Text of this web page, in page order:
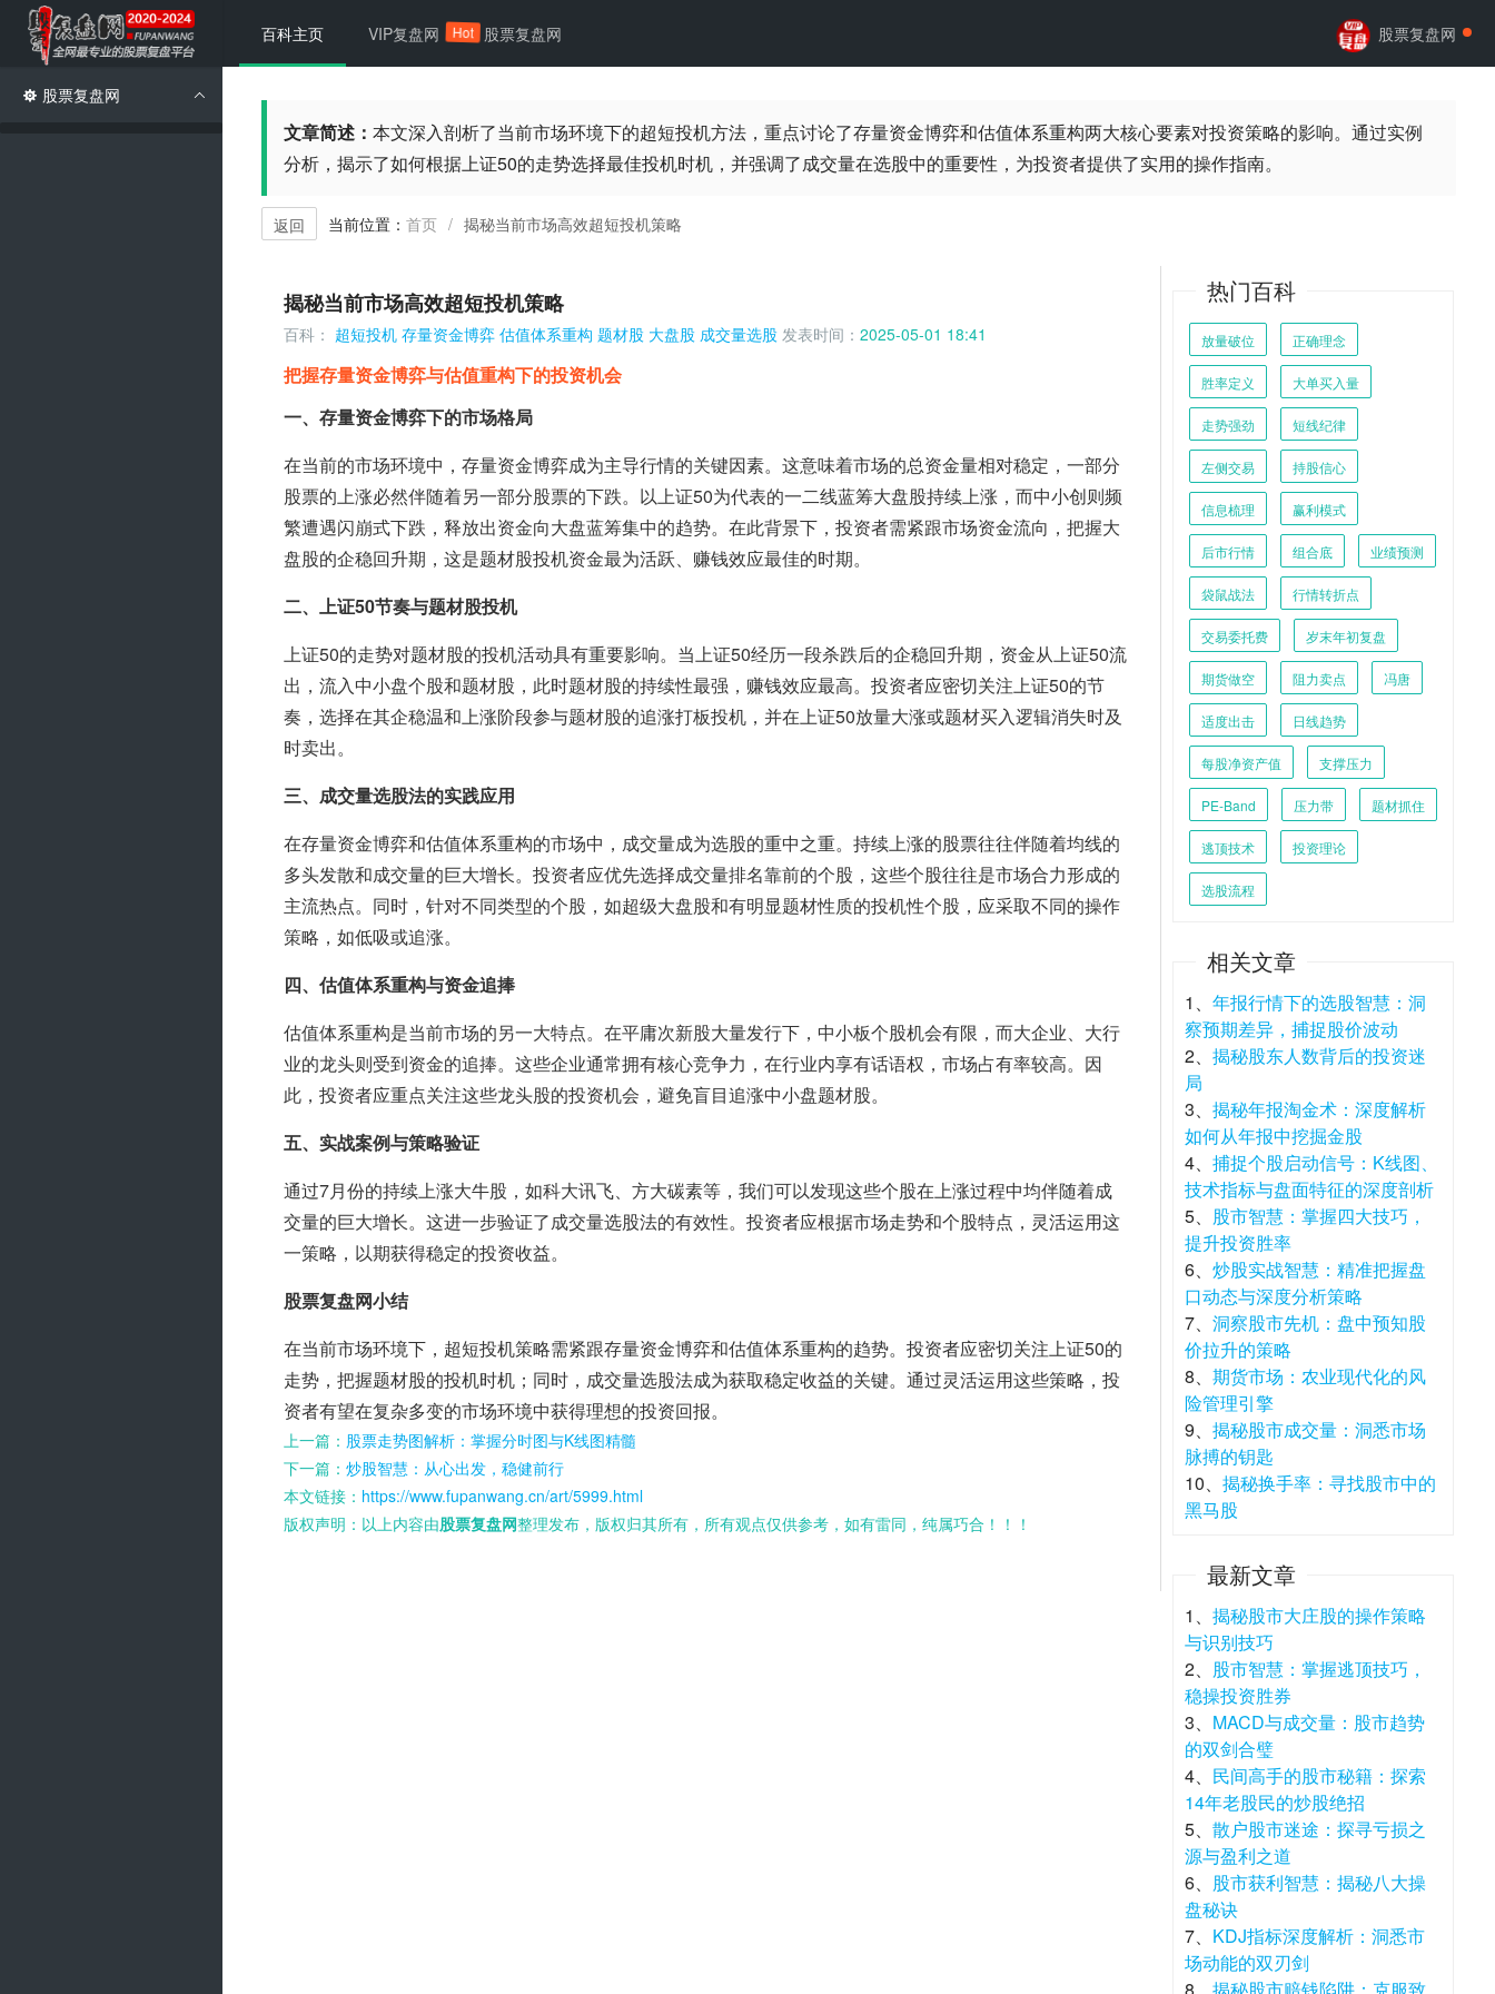
文章简述： 本文深入剖析了当前市场环境下的超短投机方法，重点讨论了存量资金博弈和估值体系重构两大核心要素对投资策略的影响。通过实例
分析，揭示了如何根据上证50的走势选择最佳投机时机，并强调了成交量在选股中的重要性，为投资者提供了实用的操作指南。
返回 当前位置： 首页 / 揭秘当前市场高效超短投机策略
揭秘当前市场高效超短投机策略
百科： 超短投机 存量资金博弈 估值体系重构 题材股 大盘股 成交量选股 发表时间： 2025-05-01 18:41
把握存量资金博弈与估值重构下的投资机会
一、存量资金博弈下的市场格局
在当前的市场环境中，存量资金博弈成为主导行情的关键因素。这意味着市场的总资金量相对稳定，一部分
股票的上涨必然伴随着另一部分股票的下跌。以上证50为代表的一二线蓝筹大盘股持续上涨，而中小创则频
繁遭遇闪崩式下跌，释放出资金向大盘蓝筹集中的趋势。在此背景下，投资者需紧跟市场资金流向，把握大
盘股的企稳回升期，这是题材股投机资金最为活跃、赚钱效应最佳的时期。
二、上证50节奏与题材股投机
上证50的走势对题材股的投机活动具有重要影响。当上证50经历一段杀跌后的企稳回升期，资金从上证50流
出，流入中小盘个股和题材股，此时题材股的持续性最强，赚钱效应最高。投资者应密切关注上证50的节
奏，选择在其企稳温和上涨阶段参与题材股的追涨打板投机，并在上证50放量大涨或题材买入逻辑消失时及
时卖出。
三、成交量选股法的实践应用
在存量资金博弈和估值体系重构的市场中，成交量成为选股的重中之重。持续上涨的股票往往伴随着均线的
多头发散和成交量的巨大增长。投资者应优先选择成交量排名靠前的个股，这些个股往往是市场合力形成的
主流热点。同时，针对不同类型的个股，如超级大盘股和有明显题材性质的投机性个股，应采取不同的操作
策略，如低吸或追涨。
四、估值体系重构与资金追捧
估值体系重构是当前市场的另一大特点。在平庸次新股大量发行下，中小板个股机会有限，而大企业、大行
业的龙头则受到资金的追捧。这些企业通常拥有核心竞争力，在行业内享有话语权，市场占有率较高。因
此，投资者应重点关注这些龙头股的投资机会，避免盲目追涨中小盘题材股。
五、实战案例与策略验证
通过7月份的持续上涨大牛股，如科大讯飞、方大碳素等，我们可以发现这些个股在上涨过程中均伴随着成
交量的巨大增长。这进一步验证了成交量选股法的有效性。投资者应根据市场走势和个股特点，灵活运用这
一策略，以期获得稳定的投资收益。
股票复盘网小结
在当前市场环境下，超短投机策略需紧跟存量资金博弈和估值体系重构的趋势。投资者应密切关注上证50的
走势，把握题材股的投机时机；同时，成交量选股法成为获取稳定收益的关键。通过灵活运用这些策略，投
资者有望在复杂多变的市场环境中获得理想的投资回报。
上一篇： 股票走势图解析：掌握分时图与K线图精髓
下一篇： 炒股智慧：从心出发，稳健前行
本文链接： https://www.fupanwang.cn/art/5999.html
版权声明：以上内容由股票复盘网整理发布，版权归其所有，所有观点仅供参考，如有雷同，纯属巧合！！！
热门百科
放量破位 正确理念
胜率定义 大单买入量
走势强劲 短线纪律
左侧交易 持股信心
信息梳理 赢利模式
后市行情 组合底 业绩预测
袋鼠战法 行情转折点
交易委托费 岁末年初复盘
期货做空 阻力卖点 冯唐
适度出击 日线趋势
每股净资产值 支撑压力
PE-Band 压力带 题材抓住
逃顶技术 投资理论
选股流程
相关文章
1、 年报行情下的选股智慧：洞
察预期差异，捕捉股价波动
2、 揭秘股东人数背后的投资迷
局
3、 揭秘年报淘金术：深度解析
如何从年报中挖掘金股
4、 捕捉个股启动信号：K线图、
技术指标与盘面特征的深度剖析
5、 股市智慧：掌握四大技巧，
提升投资胜率
6、 炒股实战智慧：精准把握盘
口动态与深度分析策略
7、 洞察股市先机：盘中预知股
价拉升的策略
8、 期货市场：农业现代化的风
险管理引擎
9、 揭秘股市成交量：洞悉市场
脉搏的钥匙
10、 揭秘换手率：寻找股市中的
黑马股
最新文章
1、 揭秘股市大庄股的操作策略
与识别技巧
2、 股市智慧：掌握逃顶技巧，
稳操投资胜券
3、 MACD与成交量：股市趋势
的双剑合璧
4、 民间高手的股市秘籍：探索
14年老股民的炒股绝招
5、 散户股市迷途：探寻亏损之
源与盈利之道
6、 股市获利智慧：揭秘八大操
盘秘诀
7、 KDJ指标深度解析：洞悉市
场动能的双刃剑
百科主页 VIP复盘网 Hot 股票复盘网 股票复盘网
股票复盘网